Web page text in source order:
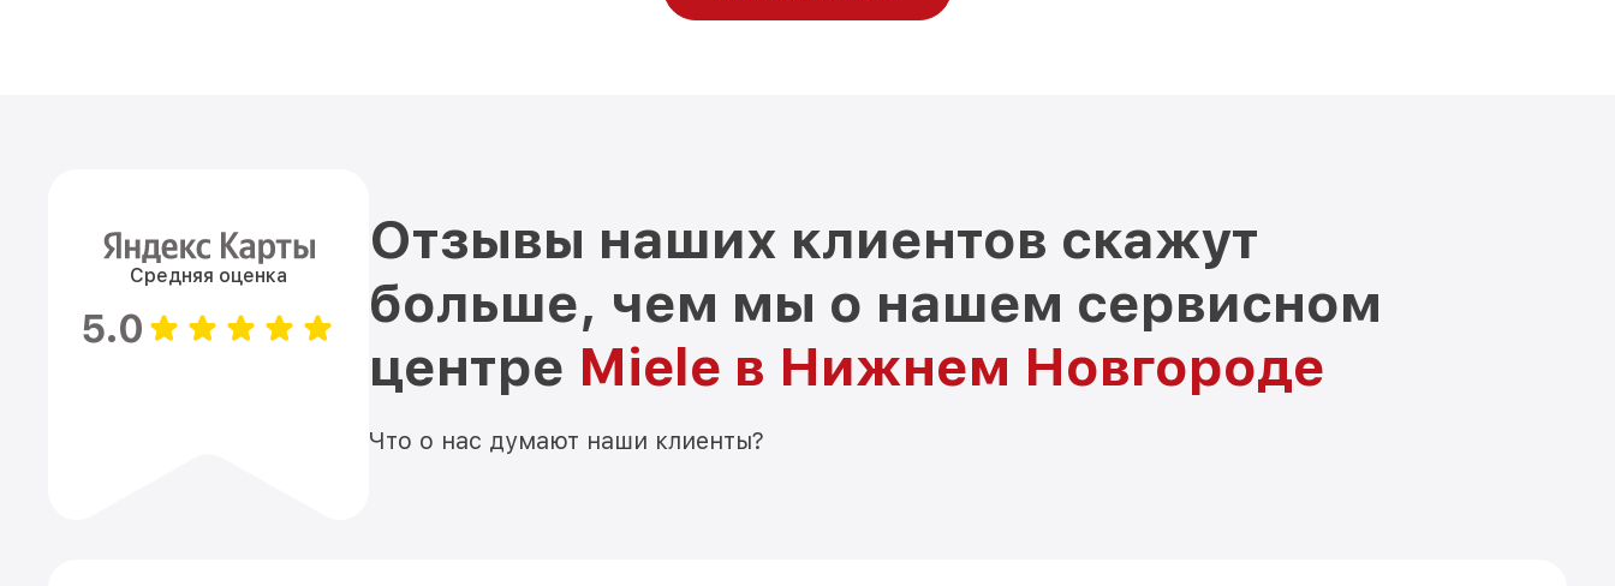
Средняя оценка
5.0
Отзывы наших клиентов скажут
больше, чем мы о нашем сервисном
центре Miele в Нижнем Новгороде
Что о нас думают наши клиенты?